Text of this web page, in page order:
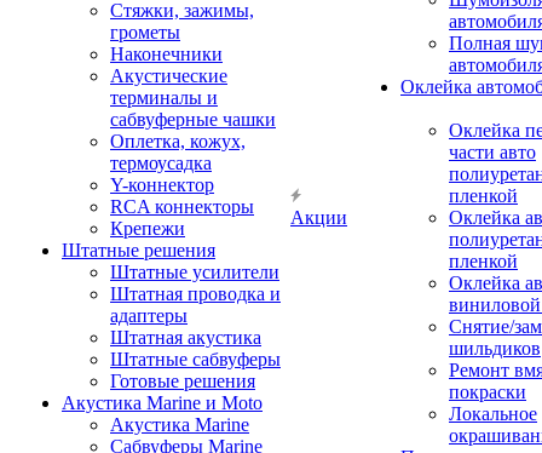
Стяжки, зажимы,
грометы
Наконечники
Акустические
терминалы и
сабвуферные чашки
Оплетка, кожух,
термоусадка
Y-коннектор
RCA коннекторы
Крепежи
Штатные решения
Штатные усилители
Штатная проводка и
адаптеры
Штатная акустика
Штатные сабвуферы
Готовые решения
Акустика Marine и Moto
Акустика Marine
Сабвуферы Marine
Акции
Полная
Оклейка
Оклейка
части авто
пленкой
Оклейка
пленкой
Оклейка
Снятие/
шильдиков
Ремонт
покраски
Локальное